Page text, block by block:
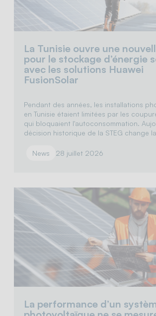
La Tunisie ouvre une
pour le stockage d’énergie
avec les solutions Huawei
FusionSolar
Pendant des années, les installations
en Tunisie étaient limitées par les
qui bloquaient l'autoconsommation.
décision historique de la STEG change
News 28 juillet 2026
La performance d’un